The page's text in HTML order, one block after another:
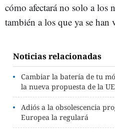
cómo afectará no solo a los
también a los que ya se han
Noticias relacionadas
Cambiar la batería de tu
la nueva propuesta de la
Adiós a la obsolescencia
Europea la regulará